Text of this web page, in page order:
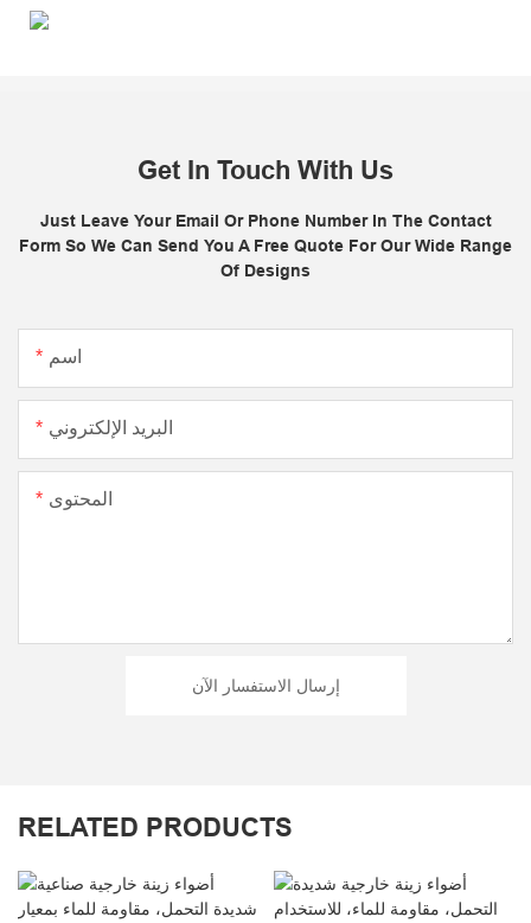
Get In Touch With Us
Just Leave Your Email Or Phone Number In The Contact
Form So We Can Send You A Free Quote For Our Wide Range
Of Designs
اسم
البريد الإلكتروني
المحتوى
إرسال الاستفسار الآن
RELATED PRODUCTS